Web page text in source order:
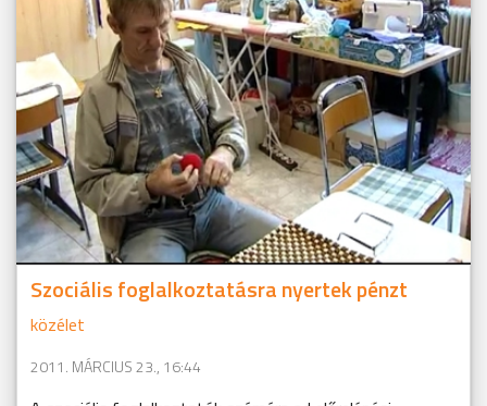
Szociális foglalkoztatásra nyertek pénzt
közélet
2011. MÁRCIUS 23., 16:44